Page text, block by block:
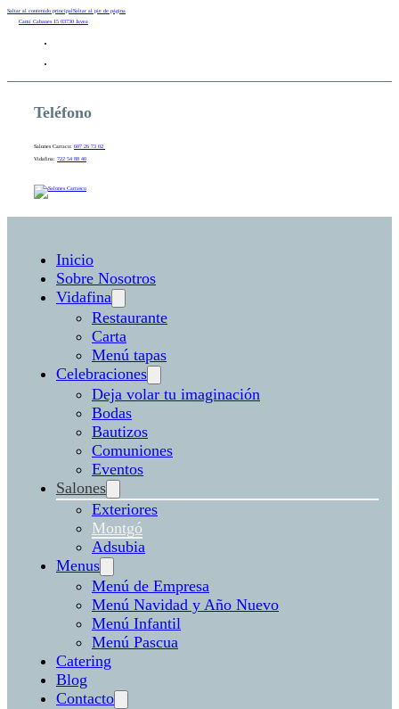
Saltar al contenido principalSaltar al pie de página
Camí Cabanes 15 03730 Javea
Teléfono
Salones Carraco: 607 26 73 02
Vidafina: 722 54 88 40
Inicio
Sobre Nosotros
Vidafina
Restaurante
Carta
Menú tapas
Celebraciones
Deja volar tu imaginación
Bodas
Bautizos
Comuniones
Eventos
Salones
Exteriores
Montgó
Adsubia
Menus
Menú de Empresa
Menú Navidad y Año Nuevo
Menú Infantil
Menú Pascua
Catering
Blog
Contacto